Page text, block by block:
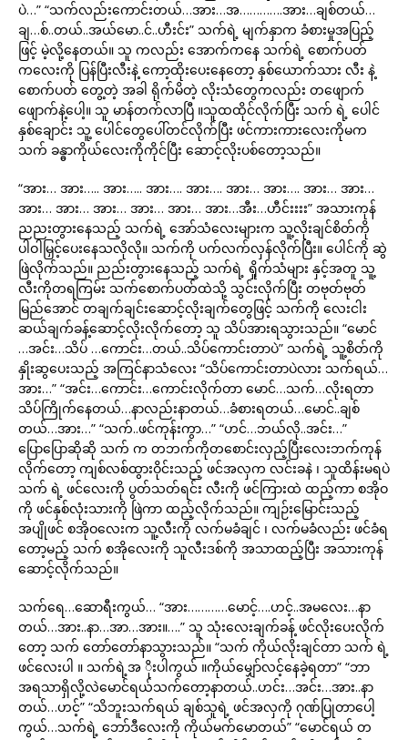
ပဲ…” “သက်လည်းကောင်းတယ်…အား…အ………….အား…ချစ်တယ်…
ချ…စ်..တယ်..အယ်မော..င်..ဟီးင်း” သက်ရဲ့ မျက်နှာက ခံစားမှုအပြည့်
ဖြင့် မဲ့လို့နေတယ်။ သူ ကလည်း အောက်ကနေ သက်ရဲ့ စောက်ပတ်
ကလေးကို ပြန်ပြီးလီးနဲ့ ကော့ထိုးပေးနေတော့ နှစ်ယောက်သား လီး နဲ့
စောက်ပတ် တွေ့တဲ့ အခါ ရိုက်မိတဲ့ လိုးသံတွေကလည်း တဖျောက်
ဖျောက်နဲ့ပေါ့။ သူ မာန်တက်လာပြီ ။သူထထိုင်လိုက်ပြီး သက် ရဲ့ ပေါင်
နှစ်ချောင်း သူ့ ပေါင်တွေပေါ်တင်လိုက်ပြီး ဖင်ကားကားလေးကိုမက
သက် ခန္ဓာကိုယ်လေးကိုကိုင်ပြီး ဆောင့်လိုးပစ်တော့သည်။
“အား… အား….. အား….. အား…. အား…. အား… အား…. အား… အား…
အား… အား… အား… အား… အား… အား…အီး…ဟီင်းးးး” အသားကုန်
ညညးတွားနေသည့် သက်ရဲ့ အော်သံလေးများက သူ့လိုးချင်စိတ်ကို
ပါဝါမြှင့်ပေးနေသလိုလို။ သက်ကို ပက်လက်လှန်လိုက်ပြီး။ ပေါင်ကို ဆွဲ
ဖြဲလိုက်သည်။ ညည်းတွားနေသည့် သက်ရဲ့ ရှိုက်သံများ နှင့်အတူ သူ့
လီးကိုတရကြမ်း သက်စောက်ပတ်ထဲသို့ သွင်းလိုက်ပြီး တဗုတ်ဗုတ်
မြည်အောင် တချက်ချင်းဆောင့်လိုးချက်တွေဖြင့် သက်ကို လေးငါး
ဆယ်ချက်ခန့်ဆောင့်လိုးလိုက်တော့ သူ သိပ်အားရသွားသည်။ “မောင်
…အင်း…သိပ် …ကောင်း…တယ်..သိပ်ကောင်းတာပဲ” သက်ရဲ့ သူ့စိတ်ကို
နှိုးဆွပေးသည့် အကြင်နာသံလေး “သိပ်ကောင်းတာပဲလား သက်ရယ်…
အား…” “အင်း…ကောင်း…ကောင်းလိုက်တာ မောင်…သက်…လိုးရတာ
သိပ်ကြိုက်နေတယ်…နာလည်းနာတယ်…ခံစားရတယ်…မောင်..ချစ်
တယ်…အား…” “သက်..ဖင်ကုန်းကွာ…” “ဟင်…ဘယ်လို..အင်း…”
ပြောပြောဆိုဆို သက် က တဘက်ကိုတစောင်းလှည့်ပြီးလေးဘက်ကုန်
လိုက်တော့ ကျစ်လစ်ထွားဝိုင်းသည့် ဖင်အလှက လင်းခနဲ ၊ သူထိန်းမရပဲ
သက် ရဲ့ ဖင်လေးကို ပွတ်သတ်ရင်း လီးကို ဖင်ကြားထဲ ထည့်ကာ စအိုဝ
ကို ဖင်နှစ်လုံးသားကို ဖြဲကာ ထည့်လိုက်သည်။ ကျဉ်းမြောင်းသည့်
အပျိုဖင် စအိုဝလေးက သူ့လီးကို လက်မခံချင် ၊ လက်မခံလည်း ဖင်ခံရ
တော့မည့် သက် စအိုလေးကို သူလီးဒစ်ကို အသာထည့်ပြီး အသားကုန်
ဆောင့်လိုက်သည်။
သက်ရေ…ဆောရီးကွယ်… “အား…………မောင့်….ဟင့်..အမလေး…နာ
တယ်…အား..နာ…အာ…အား။….” သူ သုံးလေးချက်ခန့် ဖင်လိုးပေးလိုက်
တော့ သက် တော်တော်နာသွားသည်။ “သက် ကိုယ်လိုးချင်တာ သက် ရဲ့
ဖင်လေးပါ ။ သက်ရဲ့အ ိုးပါကွယ် ။ကိုယ်မျှော်လင့်နေခဲ့ရတာ” “ဘာ
အရသာရှိလို့လဲမောင်ရယ်သက်တော့နာတယ်..ဟင်း…အင်း…အား..နာ
တယ်…ဟင့်” “သိဘူးသက်ရယ် ချစ်သူရဲ့ ဖင်အလှကို ဂုဏ်ပြုတာပေါ့
ကွယ်…သက်ရဲ့ ဘော်ဒီလေးကို ကိုယ်မက်မောတယ်” “မောင်ရယ် တ